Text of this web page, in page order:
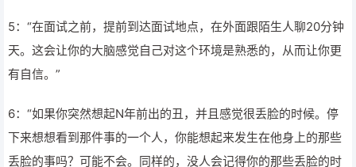
5：“在面试之前，提前到达面试地点，在外面跟陌生人聊20分钟
天。这会让你的大脑感觉自己对这个环境是熟悉的，从而让你更
有自信。”
6：“如果你突然想起N年前出的丑，并且感觉很丢脸的时候。停
下来想想看到那件事的一个人，你能想起来发生在他身上的那些
丢脸的事吗？可能不会。同样的，没人会记得你的那些丢脸的时